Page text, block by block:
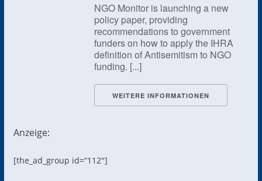
NGO Monitor is launching a new
policy paper, providing
recommendations to government
funders on how to apply the IHRA
definition of Antisemitism to NGO
funding. [...]
WEITERE INFORMATIONEN
Anzeige:
[the_ad_group id=“112″]